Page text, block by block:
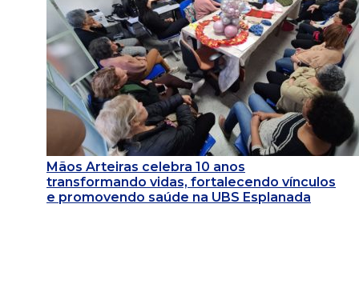
Mãos Arteiras celebra 10 anos
transformando vidas, fortalecendo vínculos
e promovendo saúde na UBS Esplanada